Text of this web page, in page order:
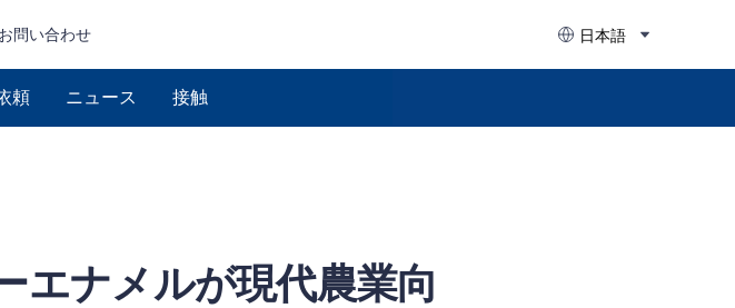
お問い合わせ 日本語
頼 ニュース 接触
エナメルが現代農業向